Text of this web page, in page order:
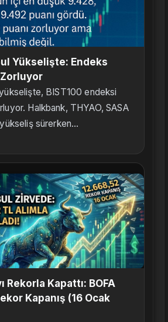
Yükselişte: Endeks
Zorluyor
BIST100 endeksi
Halkbank, THYAO, SASA
sürerken...
Rekorla Kapattı: BOFA
Kapanış (16 Ocak